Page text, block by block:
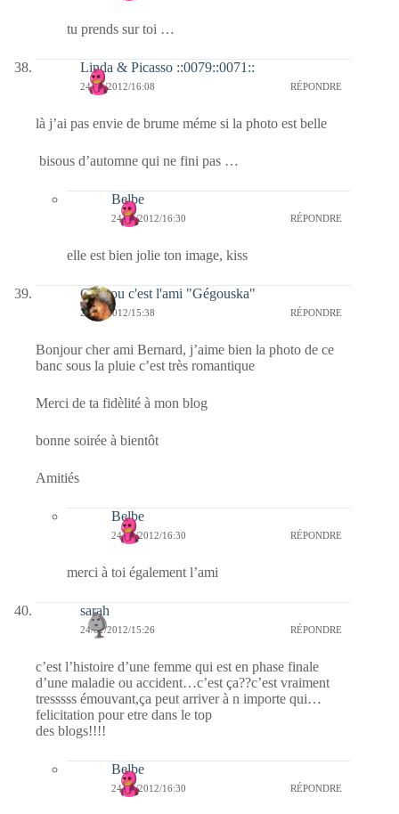
tu prends sur toi …
Linda & Picasso ::0079::0071::
24/01/2012/16:08 RÉPONDRE
là j’ai pas envie de brume méme si la photo est belle
bisous d’automne qui ne fini pas …
Belbe
24/01/2012/16:30 RÉPONDRE
elle est bien jolie ton image, kiss
Coucou c'est l'ami "Gégouska"
24/01/2012/15:38 RÉPONDRE
Bonjour cher ami Bernard, j’aime bien la photo de ce
banc sous la pluie c’est très romantique
Merci de ta fidèlité à mon blog
bonne soirée à bientôt
Amitiés
Belbe
24/01/2012/16:30 RÉPONDRE
merci à toi également l’ami
sarah
24/01/2012/15:26 RÉPONDRE
c’est l’histoire d’une femme qui est en phase finale
d’une maladie ou accident…c’est ça??c’est vraiment
tresssss émouvant,ça peut arriver à n importe qui…
felicitation pour etre dans le top
des blogs!!!!
Belbe
24/01/2012/16:30 RÉPONDRE